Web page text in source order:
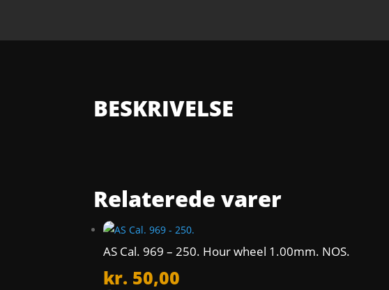
BESKRIVELSE
Relaterede varer
AS Cal. 969 – 250. Hour wheel 1.00mm. NOS.
kr. 50,00